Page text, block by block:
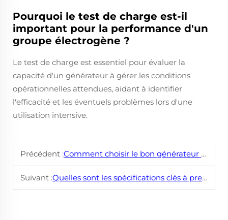
Pourquoi le test de charge est-il
important pour la performance d'un
groupe électrogène ?
Le test de charge est essentiel pour évaluer la
capacité d'un générateur à gérer les conditions
opérationnelles attendues, aidant à identifier
l'efficacité et les éventuels problèmes lors d'une
utilisation intensive.
Précédent :Comment choisir le bon générateur triphasé pour une utilisation industrielle ?
Suivant :Quelles sont les spécifications clés à prendre en compte lors de l'achat d'un générateur triphasé ?